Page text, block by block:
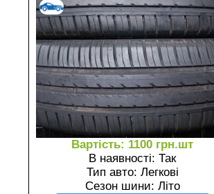
Вартість: 1100 грн.шт
В наявності: Так
Тип авто: Легкові
Сезон шини: Літо